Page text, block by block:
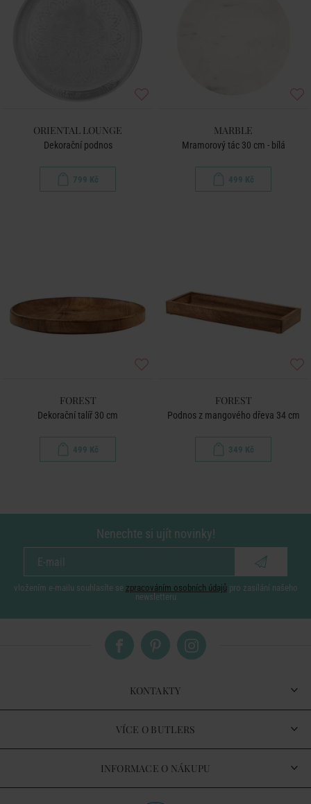
ORIENTAL LOUNGE
Dekorační podnos
799 Kč
MARBLE
Mramorový tác 30 cm - bílá
499 Kč
FOREST
Dekorační talíř 30 cm
499 Kč
FOREST
Podnos z mangového dřeva 34 cm
349 Kč
Nenechte si ujít novinky!
vložením e-mailu souhlasíte se zpracováním osobních údajů pro zasílání našeho
newsletteru
KONTAKTY
VÍCE O BUTLERS
INFORMACE O NÁKUPU